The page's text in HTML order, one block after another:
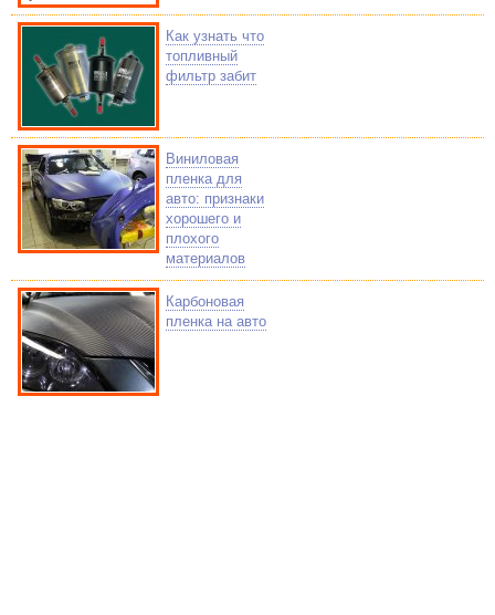
Как узнать что
топливный
фильтр забит
Виниловая
пленка для
авто: признаки
хорошего и
плохого
материалов
Карбоновая
пленка на авто